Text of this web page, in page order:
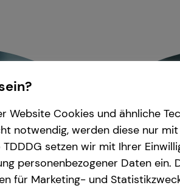
Website Cookies und ähnliche
notwendig, werden diese nur
setzen wir mit Ihrer
personenbezogener Daten ein.
für Marketing- und